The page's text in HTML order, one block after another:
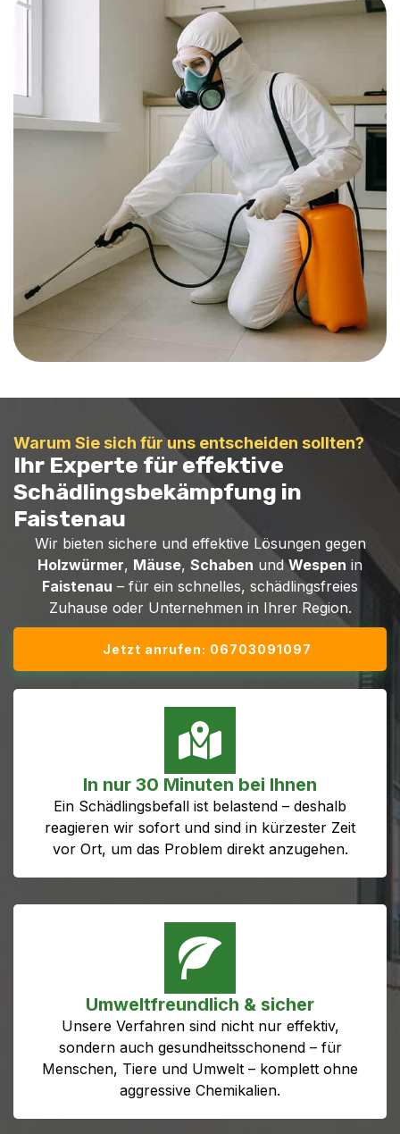
Warum Sie sich für uns entscheiden sollten?
Ihr Experte für effektive
Schädlingsbekämpfung in
Faistenau
Wir bieten sichere und effektive Lösungen gegen
Holzwürmer, Mäuse, Schaben undWespen in
Faistenau – für ein schnelles, schädlingsfreies
Zuhause oder Unternehmen in Ihrer Region.
Jetzt anrufen: 06703091097
In nur 30 Minuten bei Ihnen
Ein Schädlingsbefall ist belastend – deshalb
reagieren wir sofort und sind in kürzester Zeit
vor Ort, um das Problem direkt anzugehen.
Umweltfreundlich & sicher
Unsere Verfahren sind nicht nur effektiv,
sondern auch gesundheitsschonend – für
Menschen, Tiere und Umwelt – komplett ohne
aggressive Chemikalien.